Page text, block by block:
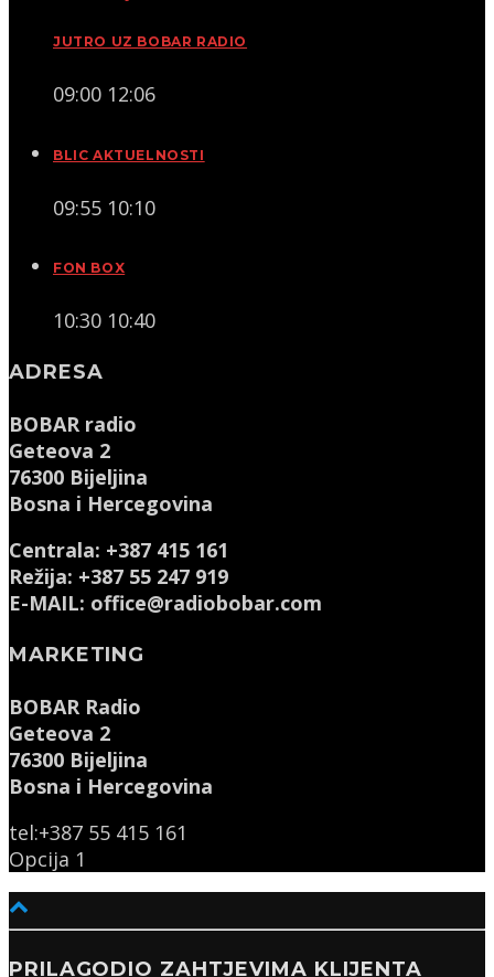
JUTRO UZ BOBAR RADIO
09:00 12:06
BLIC AKTUELNOSTI
09:55 10:10
FON BOX
10:30 10:40
ADRESA
BOBAR radio
Geteova 2
76300 Bijeljina
Bosna i Hercegovina
Centrala: +387 415 161
Režija: +387 55 247 919
E-MAIL: office@radiobobar.com
MARKETING
BOBAR Radio
Geteova 2
76300 Bijeljina
Bosna i Hercegovina
tel:+387 55 415 161
Opcija 1
PRILAGODIO ZAHTJEVIMA KLIJENTA